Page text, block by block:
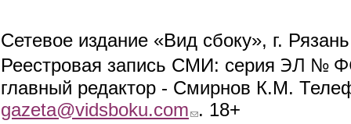
Сетевое издание «Вид сбоку», г.
Реестровая запись СМИ: серия ЭЛ №
главный редактор - Смирнов К.М.
gazeta@vidsboku.com (link sends e-mail)
. 18+